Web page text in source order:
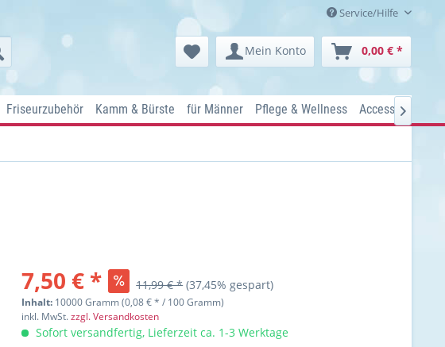
Service/Hilfe
Mein Konto 0,00 € *
Friseurzubehör Kamm & Bürste für Männer Pflege & Wellness Accessoires

7,50 € * 11,99 € * (37,45% gespart)
Inhalt: 10000 Gramm (0,08 € * / 100 Gramm)
inkl. MwSt.zzgl. Versandkosten
Sofort versandfertig, Lieferzeit ca. 1-3 Werktage